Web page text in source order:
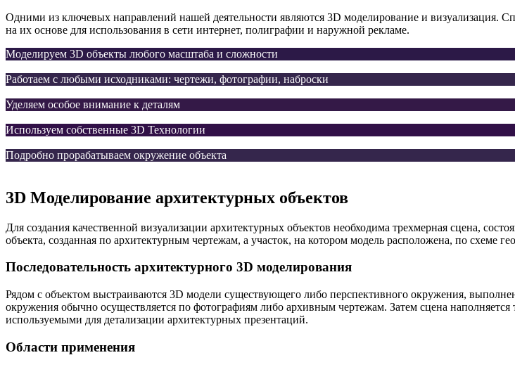
Одними из ключевых направлений нашей деятельности являются 3D моделирование и визуализация.
на их основе для использования в сети интернет, полиграфии и наружной рекламе.
Моделируем 3D объекты любого масштаба и сложности
Работаем с любыми исходниками: чертежи, фотографии, наброски
Уделяем особое внимание к деталям
Используем собственные 3D Технологии
Подробно прорабатываем окружение объекта
3D Моделирование архитектурных объектов
Для создания качественной визуализации архитектурных объектов необходима трехмерная сцена,
объекта, созданная по архитектурным чертежам, а участок, на котором модель расположена, по схеме
Последовательность архитектурного 3D моделирования
Рядом с объектом выстраиваются 3D модели существующего либо перспективного окружения,
окружения обычно осуществляется по фотографиям либо архивным чертежам. Затем сцена
используемыми для детализации архитектурных презентаций.
Области применения